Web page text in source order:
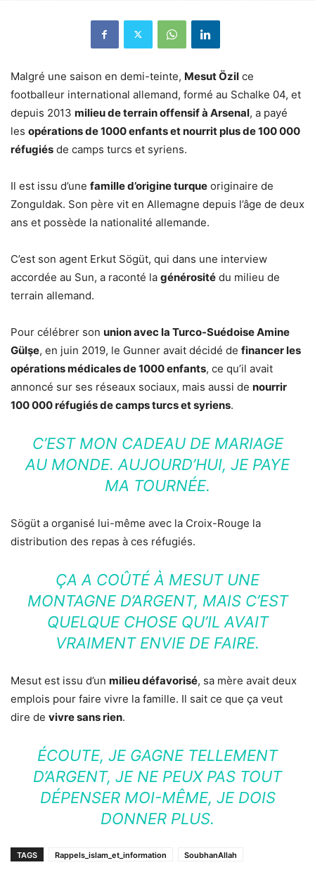
Malgré une saison en demi-teinte, Mesut Özil ce
footballeur international allemand, formé au Schalke 04, et
depuis 2013 milieu de terrain offensif à Arsenal, a payé
les opérations de 1000 enfants et nourrit plus de 100 000
réfugiés de camps turcs et syriens.
Il est issu d’une famille d’origine turque originaire de
Zonguldak. Son père vit en Allemagne depuis l’âge de deux
ans et possède la nationalité allemande.
C’est son agent Erkut Sögüt, qui dans une interview
accordée au Sun, a raconté la générosité du milieu de
terrain allemand.
Pour célébrer son union avec la Turco-Suédoise Amine
Gülşe, en juin 2019, le Gunner avait décidé de financer les
opérations médicales de 1000 enfants, ce qu’il avait
annoncé sur ses réseaux sociaux, mais aussi de nourrir
100 000 réfugiés de camps turcs et syriens.
C’EST MON CADEAU DE MARIAGE
AU MONDE. AUJOURD’HUI, JE PAYE
MA TOURNÉE.
Sögüt a organisé lui-même avec la Croix-Rouge la
distribution des repas à ces réfugiés.
ÇA A COÛTÉ À MESUT UNE
MONTAGNE D’ARGENT, MAIS C’EST
QUELQUE CHOSE QU’IL AVAIT
VRAIMENT ENVIE DE FAIRE.
Mesut est issu d’un milieu défavorisé, sa mère avait deux
emplois pour faire vivre la famille. Il sait ce que ça veut
dire de vivre sans rien.
ÉCOUTE, JE GAGNE TELLEMENT
D’ARGENT, JE NE PEUX PAS TOUT
DÉPENSER MOI-MÊME, JE DOIS
DONNER PLUS.
TAGS Rappels_islam_et_information SoubhanAllah